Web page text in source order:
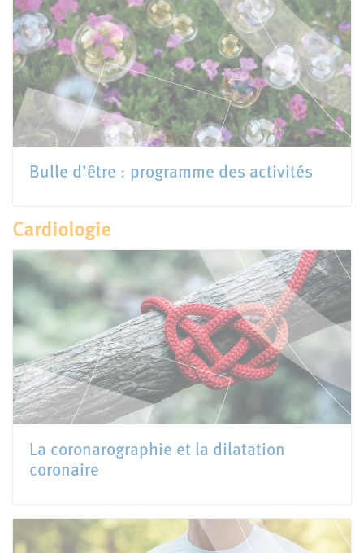
Bulle d’être : programme des activités
Cardiologie
La coronarographie et la dilatation
coronaire